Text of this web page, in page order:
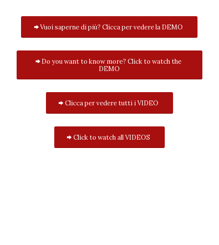
Vuoi saperne di più? Clicca per vedere la DEMO
Do you want to know more? Click to watch the
DEMO
Clicca per vedere tutti i VIDEO
Click to watch all VIDEOS